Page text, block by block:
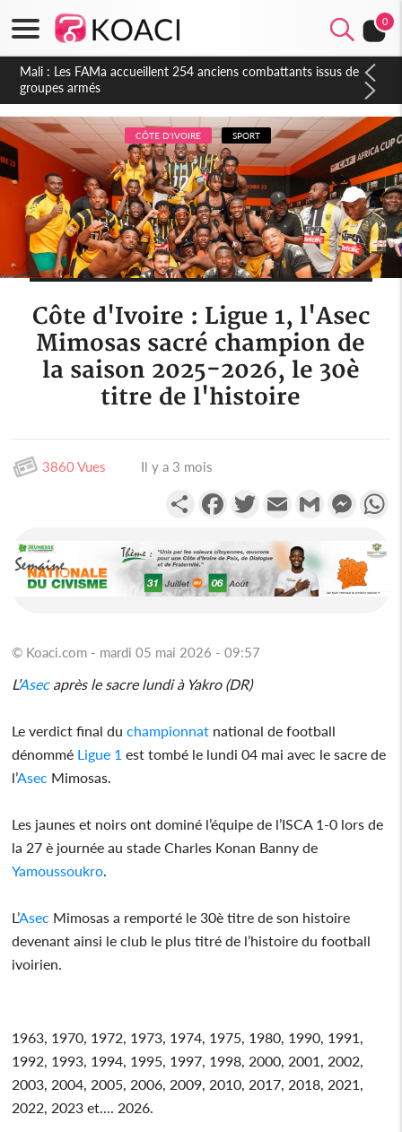
0
Côte d'Ivoire : Election FIF, le frère de feu Sidy Diallo se lance
dans la course
CÔTE D'IVOIRE SPORT
Côte d'Ivoire : Ligue 1, l'Asec
Mimosas sacré champion de
la saison 2025-2026, le 30è
titre de l'histoire
3860 Vues Il y a 3 mois
PartagerFacebookTwitterEmail Gmail
© Koaci.com - mardi 05 mai 2026 - 09:57
L’Asecaprès le sacre lundi à Yakro (DR)
Le verdict final duchampionnat national de football
dénommé Ligue 1 est tombé le lundi 04 mai avec le sacre de
l’Asec Mimosas.
Les jaunes et noirs ont dominé l’équipe de l’ISCA 1-0 lors de
la 27 è journée au stade Charles Konan Banny de
Yamoussoukro.
L’Asec Mimosas a remporté le 30è titre de son histoire
devenant ainsi le club le plus titré de l’histoire du football
ivoirien.
1963, 1970, 1972, 1973, 1974, 1975, 1980, 1990, 1991,
1992, 1993, 1994, 1995, 1997, 1998, 2000, 2001, 2002,
2003, 2004, 2005, 2006, 2009, 2010, 2017, 2018, 2021,
2022, 2023 et.... 2026.